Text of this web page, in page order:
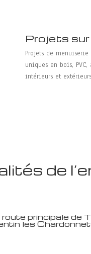
Projets
Projets de
uniques en bois,
intérieurs et
de
principale de
les